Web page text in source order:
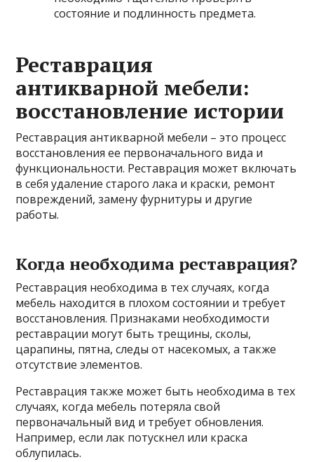
состояние и подлинность предмета.
Реставрация
антикварной мебели:
восстановление истории
Реставрация антикварной мебели – это процесс
восстановления ее первоначального вида и
функциональности. Реставрация может включать
в себя удаление старого лака и краски, ремонт
повреждений, замену фурнитуры и другие
работы.
Когда необходима реставрация?
Реставрация необходима в тех случаях, когда
мебель находится в плохом состоянии и требует
восстановления. Признаками необходимости
реставрации могут быть трещины, сколы,
царапины, пятна, следы от насекомых, а также
отсутствие элементов.
Реставрация также может быть необходима в тех
случаях, когда мебель потеряла свой
первоначальный вид и требует обновления.
Например, если лак потускнел или краска
облупилась.